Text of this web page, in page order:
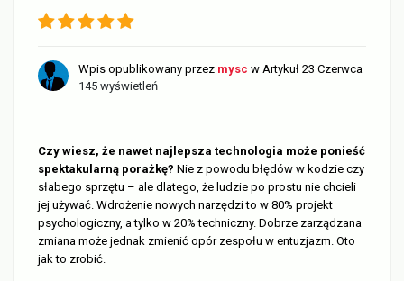
Wpis opublikowany przez mysc w Artykuł 23 Czerwca
145 wyświetleń
Czy wiesz, że nawet najlepsza technologia może ponieść
spektakularną porażkę? Nie z powodu błędów w kodzie czy
słabego sprzętu – ale dlatego, że ludzie po prostu nie chcieli
jej używać. Wdrożenie nowych narzędzi to w 80% projekt
psychologiczny, a tylko w 20% techniczny. Dobrze zarządzana
zmiana może jednak zmienić opór zespołu w entuzjazm. Oto
jak to zrobić.